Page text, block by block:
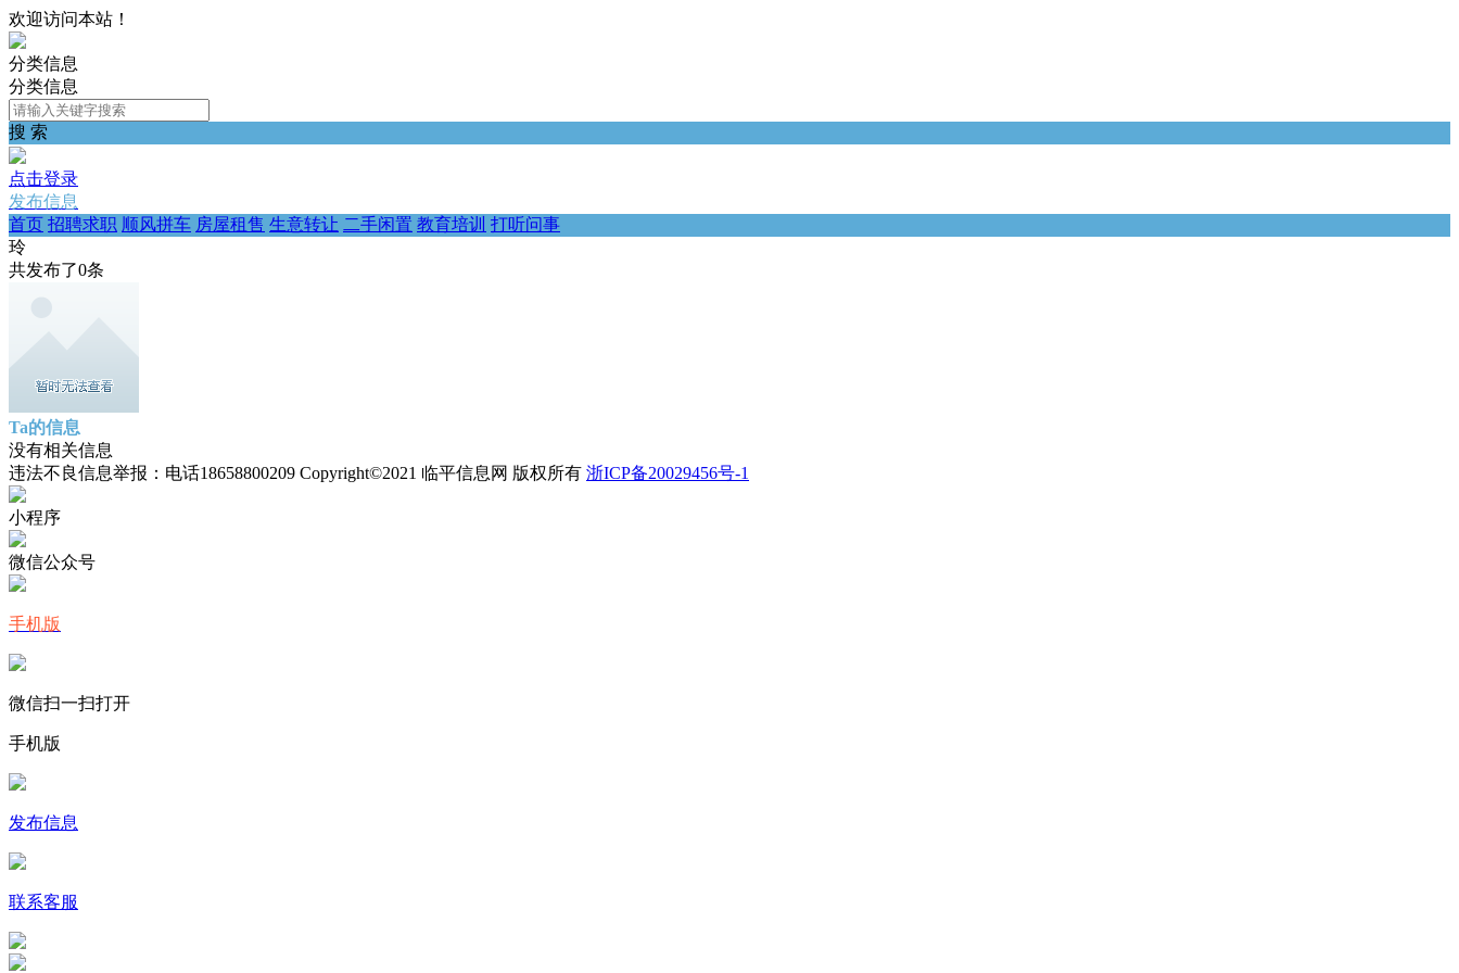
欢迎访问本站！
分类信息
分类信息
搜 索
点击登录
发布信息
首页 招聘求职 顺风拼车 房屋租售 生意转让 二手闲置 教育培训 打听问事
玲
共发布了0条
Ta的信息
没有相关信息
违法不良信息举报：电话18658800209 Copyright©2021 临平信息网 版权所有 浙ICP备20029456号-1
小程序
微信公众号
手机版
微信扫一扫打开
手机版
发布信息
联系客服